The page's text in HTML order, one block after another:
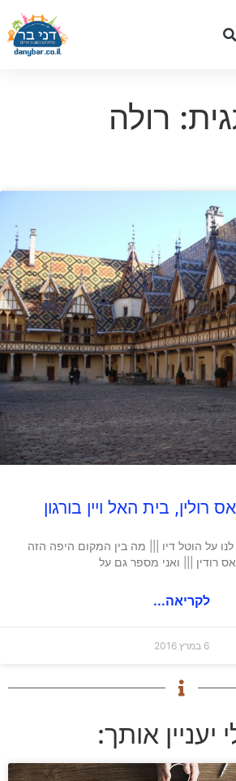
רולה
רולין, בית האל ויין בורגון
על הוטל דיו ||| מה בין המקום היפה הזה
רודין ||| ואני מספר גם על
לקריאה...
6 במרץ 2016
יעניין אותך: